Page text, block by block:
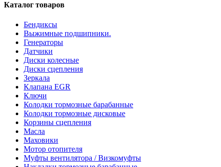
Каталог товаров
Бендиксы
Выжимные подшипники.
Генераторы
Датчики
Диски колесные
Диски сцепления
Зеркала
Клапана EGR
Ключи
Колодки тормозные барабанные
Колодки тормозные дисковые
Корзины сцепления
Масла
Маховики
Мотор отопителя
Муфты вентилятора / Визкомуфты